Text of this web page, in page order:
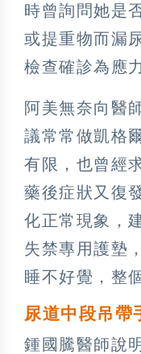
時曾詢問她是
或提重物而漏
檢查確診為應
阿美無奈向醫
議常常做凱格
有限，也曾經
藥後症狀又復
化正常現象，
失禁專用護墊
睡不好覺，整
尿道中段吊
鍾國騰醫師說